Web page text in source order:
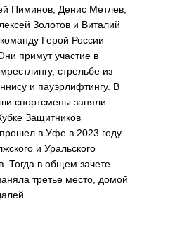
Пиминов, Денис Метлев,
Золотов и Виталий
Герой России
примут участие в
стрельбе из
и пауэрлифтингу. В
спортсмены заняли
Защитников
в Уфе в 2023 году
и Уральского
Тогда в общем зачете
третье место, домой